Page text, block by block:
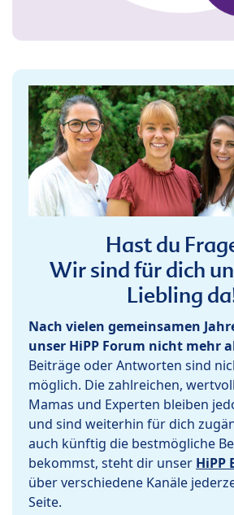
Hast du
Wir sind für dich
Liebling
Nach vielen gemeinsamen
unser HiPP Forum nicht mehr
Beiträge oder Antworten sind
möglich. Die zahlreichen,
Mamas und Experten bleiben
und sind weiterhin für dich
auch künftig die bestmögliche
bekommst, steht dir unser HiPP
über verschiedene Kanäle
Seite.